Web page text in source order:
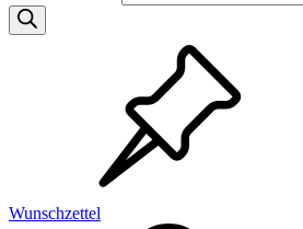
Wunschzettel